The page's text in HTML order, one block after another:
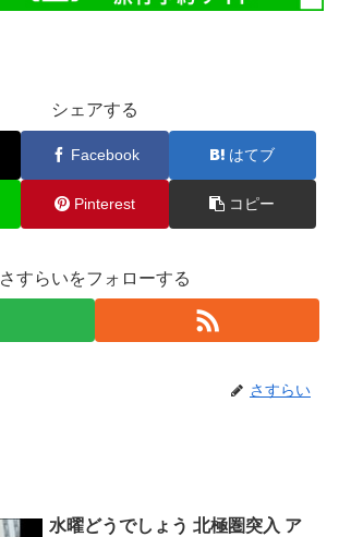
シェアする
Facebook はてブ
Pinterest コピー
さすらいをフォローする
さすらい
水曜どうでしょう 北極圏突入 ア